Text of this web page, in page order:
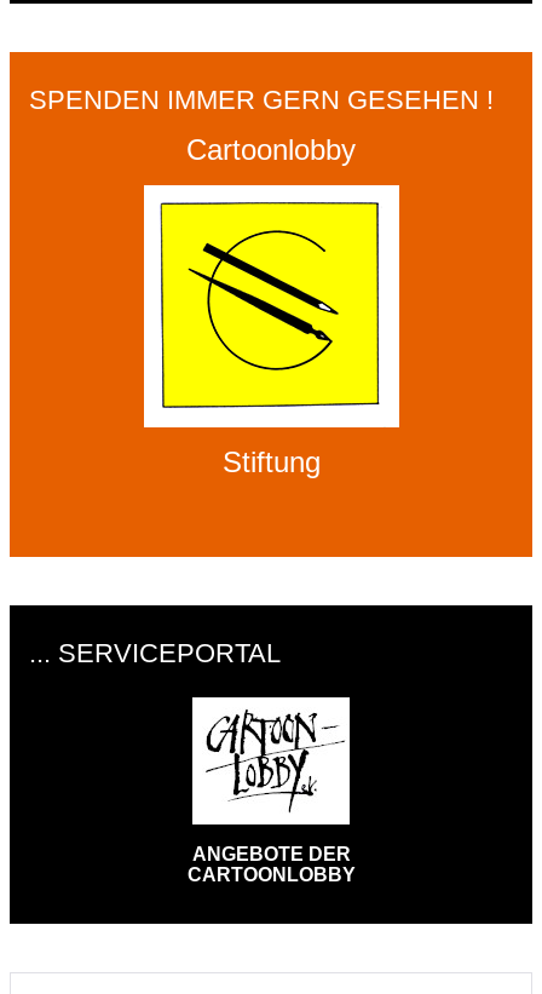
SPENDEN IMMER GERN GESEHEN !
Cartoonlobby
Stiftung
... SERVICEPORTAL
ANGEBOTE DER
CARTOONLOBBY